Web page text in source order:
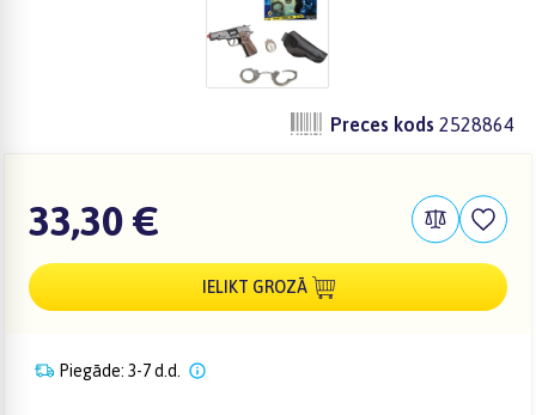
Preces kods 2528864
33,30 €
IELIKT GROZĀ
Piegāde: 3-7 d.d.